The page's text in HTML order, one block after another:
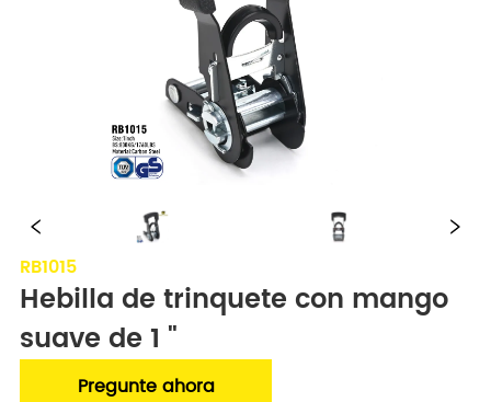
RB1015
Hebilla de trinquete con mango
suave de 1 "
Pregunte ahora